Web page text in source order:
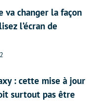
va changer la façon
l’écran de
: cette mise à jour
surtout pas être